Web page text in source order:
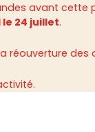
avant cette
24 juillet.
réouverture des